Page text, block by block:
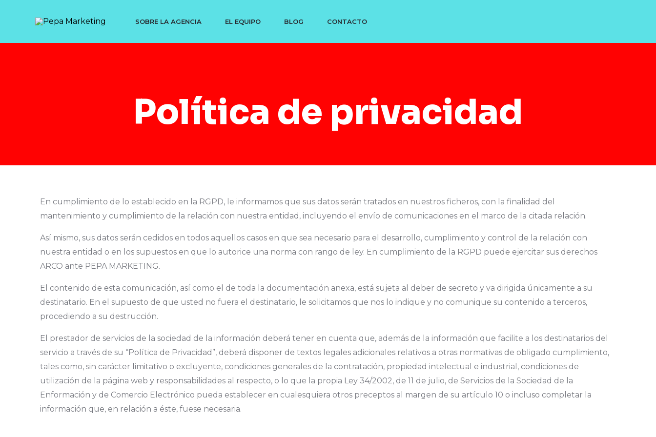
SOBRE LA AGENCIA EL EQUIPO BLOG CONTACTO
Política de privacidad
En cumplimiento de lo establecido en la RGPD, le informamos que sus datos serán tratados en nuestros ficheros, con la finalidad del
mantenimiento y cumplimiento de la relación con nuestra entidad, incluyendo el envío de comunicaciones en el marco de la citada relación.
Así mismo, sus datos serán cedidos en todos aquellos casos en que sea necesario para el desarrollo, cumplimiento y control de la relación con
nuestra entidad o en los supuestos en que lo autorice una norma con rango de ley. En cumplimiento de la RGPD puede ejercitar sus derechos
ARCO ante PEPA MARKETING.
El contenido de esta comunicación, así como el de toda la documentación anexa, está sujeta al deber de secreto y va dirigida únicamente a su
destinatario. En el supuesto de que usted no fuera el destinatario, le solicitamos que nos lo indique y no comunique su contenido a terceros,
procediendo a su destrucción.
El prestador de servicios de la sociedad de la información deberá tener en cuenta que, además de la información que facilite a los destinatarios del
servicio a través de su “Política de Privacidad”, deberá disponer de textos legales adicionales relativos a otras normativas de obligado cumplimiento,
tales como, sin carácter limitativo o excluyente, condiciones generales de la contratación, propiedad intelectual e industrial, condiciones de
utilización de la página web y responsabilidades al respecto, o lo que la propia Ley 34/2002, de 11 de julio, de Servicios de la Sociedad de la
Enformación y de Comercio Electrónico pueda establecer en cualesquiera otros preceptos al margen de su artículo 10 o incluso completar la
información que, en relación a éste, fuese necesaria.